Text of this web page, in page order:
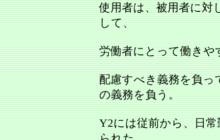
使用者は、被用者に対
して、
労働者にとって働きや
配慮すべき義務を負
の義務を負う。
Y2には従前から、日